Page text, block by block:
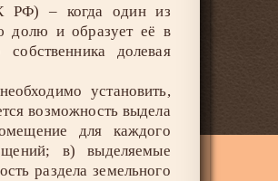
РФ) – когда один из
долю и образует её в
долевая
установить,
возможность выдела
для каждого
в) выделяемые
раздела земельного